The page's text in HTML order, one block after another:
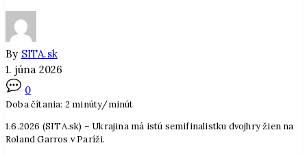
By SITA.sk
1. júna 2026
0
Doba čítania: 2 minúty/minút
1.6.2026 (SITA.sk) – Ukrajina má istú semifinalistku dvojhry žien na
Roland Garros v Paríži.